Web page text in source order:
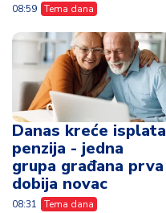
08:59 Tema dana
Danas kreće isplata
penzija - jedna
grupa građana prva
dobija novac
08:31 Tema dana